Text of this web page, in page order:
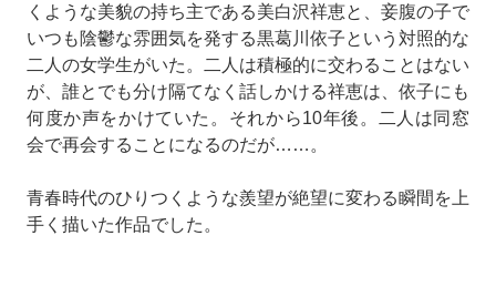
くような美貌の持ち主である美白沢祥恵と、妾腹の子で
いつも陰鬱な雰囲気を発する黒葛川依子という対照的な
二人の女学生がいた。二人は積極的に交わることはない
が、誰とでも分け隔てなく話しかける祥恵は、依子にも
何度か声をかけていた。それから10年後。二人は同窓
会で再会することになるのだが……。
青春時代のひりつくような羨望が絶望に変わる瞬間を上
手く描いた作品でした。